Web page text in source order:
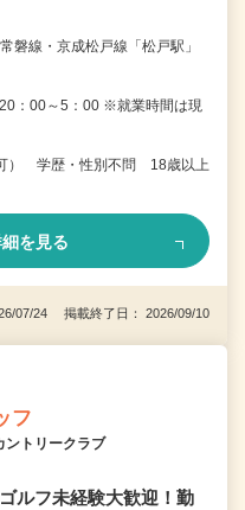
磐線・京成松戸線「松戸駅」
：00～5：00 ※就業時間は現
） 学歴・性別不問 18歳以上
を見る
07/24 掲載終了日： 2026/09/10
フ
トリークラブ
ルフ未経験大歓迎！勤